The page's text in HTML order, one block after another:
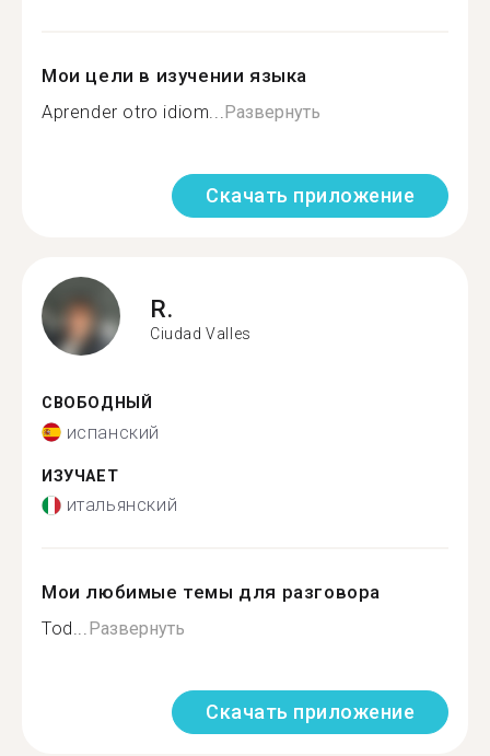
Мои цели в изучении языка
Aprender otro idiom...Развернуть
Скачать приложение
R.
Ciudad Valles
СВОБОДНЫЙ
испанский
ИЗУЧАЕТ
итальянский
Мои любимые темы для разговора
Tod...Развернуть
Скачать приложение